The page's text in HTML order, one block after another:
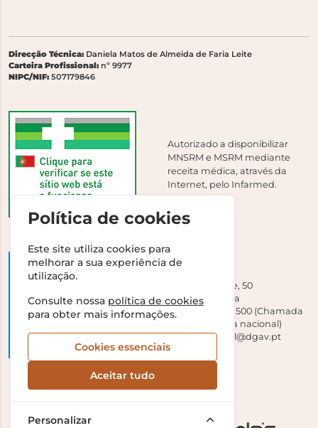
Direcção Técnica: Daniela Matos de Almeida de Faria Leite
Carteira Profissional: nº 9977
NIPC/NIF: 507179846
Autorizado a disponibilizar
MNSRM e MSRM mediante
receita médica, através da
Internet, pelo Infarmed.
Campo Grande, 50
1700-093 Lisboa
Tel +351 213 239 500 (Chamada
para a rede fixa nacional)
E-mail:dirgeral@dgav.pt
Política de cookies
Este site utiliza cookies para
melhorar a sua experiência de
utilização.
Consulte nossa política de cookies
para obter mais informações.
Cookies essenciais
Aceitar tudo
Personalizar